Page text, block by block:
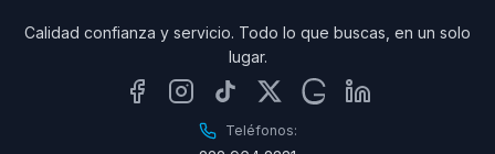
Calidad confianza y servicio. Todo lo que buscas, en un solo
lugar.
Teléfonos: